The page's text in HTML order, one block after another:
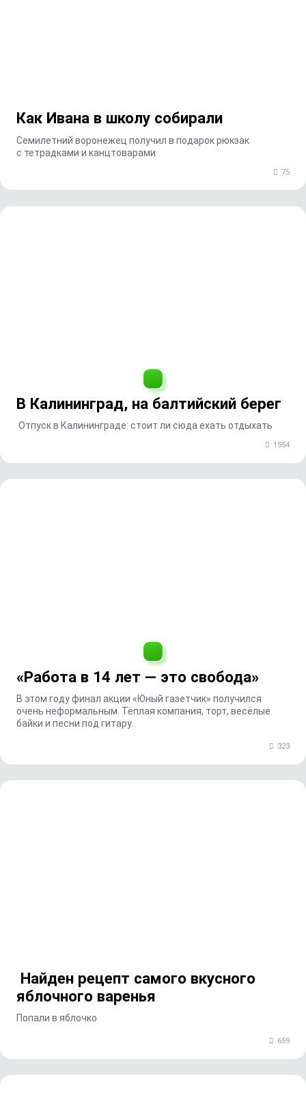
Как Ивана в школу собирали
Семилетний воронежец получил в подарок рюкзак
с тетрадками и канцтоварами
75
В Калининград, на балтийский берег
Отпуск в Калининграде: стоит ли сюда ехать отдыхать
1554
«Работа в 14 лет — это свобода»
В этом году финал акции «Юный газетчик» получился
очень неформальным. Тёплая компания, торт, весёлые
байки и песни под гитару.
323
Найден рецепт самого вкусного
яблочного варенья
Попали в яблочко
659